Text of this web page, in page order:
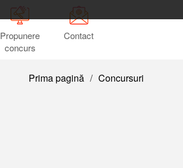
Propunere
concurs
Contact
Prima pagină / Concursuri